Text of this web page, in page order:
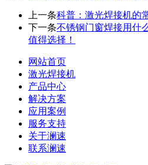
上一条科普：激光焊接机的
下一条不锈钢门窗焊接用
值得选择！
网站首页
激光焊接机
产品中心
解决方案
应用案例
服务支持
关于澜速
联系澜速